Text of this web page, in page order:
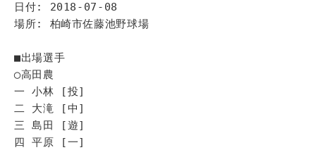
日付: 2018-07-08
場所: 柏崎市佐藤池野球場
■出場選手
◯高田農
一 小林 [投]
二 大滝 [中]
三 島田 [遊]
四 平原 [一]